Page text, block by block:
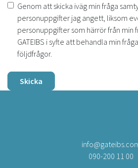
Genom att skicka iväg min fråga
personuppgifter jag angett, liksom
personuppgifter som härrör från min
GATEIBS i syfte att behandla min
följdfrågor.
Skicka
090-200 11 00